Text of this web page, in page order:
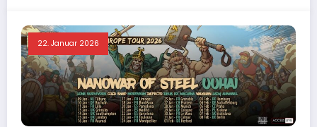
22. Januar 2026